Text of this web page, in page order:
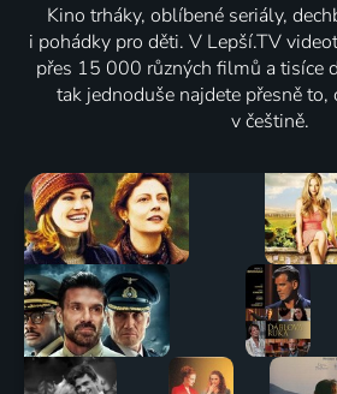
Kino trháky, oblíbené seriály,
i pohádky pro děti. V Lepší.TV
přes 15 000 různých filmů a tisíce
tak jednoduše najdete přesně to,
v češtině.